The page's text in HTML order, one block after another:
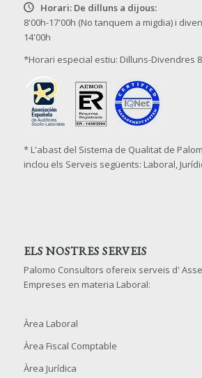
Horari: De dilluns a dijous:
8'00h-17'00h (No tanquem a migdia) i
14'00h
*Horari especial estiu: Dilluns-Divendres
* L'abast del Sistema de Qualitat de
inclou els Serveis següents: Laboral,
ELS NOSTRES SERVEIS
Palomo Consultors ofereix serveis d'
Empreses en materia Laboral:
Àrea Laboral
Àrea Fiscal Comptable
Àrea Jurídica